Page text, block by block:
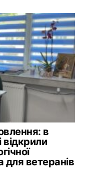
в
відкрили
для ветеранів